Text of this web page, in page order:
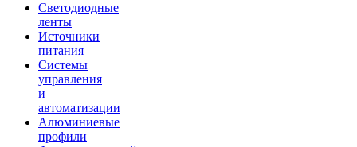
Светодиодные
ленты
Источники
питания
Системы
управления
и
автоматизации
Алюминиевые
профили